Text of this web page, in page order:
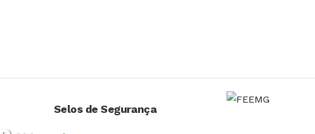
Selos de Segurança